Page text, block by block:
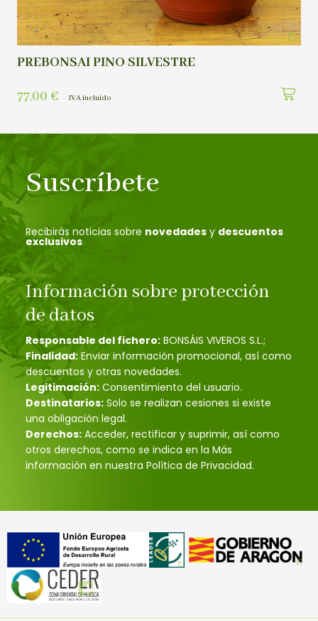
PREBONSAI PINO SILVESTRE
77,00 € IVA incluído
Suscríbete
Recibirás noticias sobre novedades y descuentos
exclusivos
Información sobre protección
de datos
Responsable del fichero: BONSÁIS VIVEROS S.L.;
Finalidad: Enviar información promocional, así como
descuentos y otras novedades.
Legitimación: Consentimiento del usuario.
Destinatarios: Solo se realizan cesiones si existe
una obligación legal.
Derechos: Acceder, rectificar y suprimir, así como
otros derechos, como se indica en la Más
información en nuestra Política de Privacidad.